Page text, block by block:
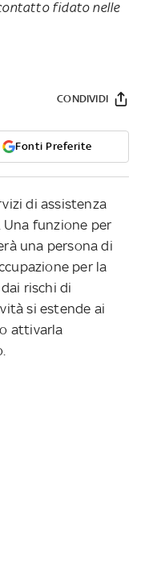
fidato nelle
Fonti Preferite
CONDIVIDI
di assistenza
Una funzione per
una persona di
per la
rischi di
si estende ai
attivarla